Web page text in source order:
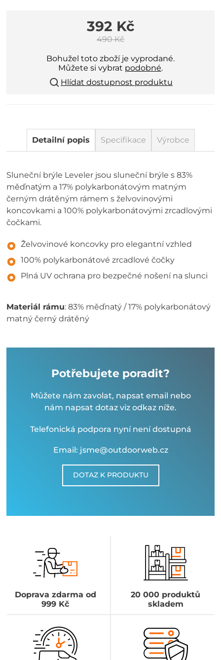
392 Kč
490 Kč
Bohužel toto zboží je vyprodané.
Můžete si vybrat podobné.
Hlídat dostupnost produktu
Detailní popis Specifikace Výrobce
Sluneční brýle Leveler jsou sluneční brýle s 83%
měďnatým a 17% polykarbonátovým matným
černým drátěným rámem s želvovinovými
koncovkami a 100% polykarbonátovými zrcadlovými
čočkami.
Želvovinové koncovky pro elegantní vzhled
100% polykarbonátové zrcadlové čočky
Plná UV ochrana pro bezpečné nošení na slunci
Materiál rámu: 83% měďnatý / 17% polykarbonátový
matný černý drátěný
Potřebujete poradit?
Můžete nám zavolat, napsat email nebo
nám napsat dotaz viz odkaz níže.
Telefonická podpora nyní není dostupná
Email: jsme@outdoorweb.cz
DOTAZ K PRODUKTU
Doprava zdarma od
999 Kč
20 000 produktů
skladem